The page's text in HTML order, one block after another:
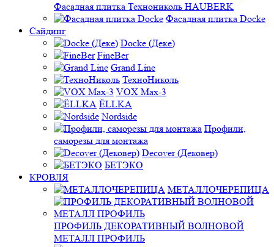
Фасадная плитка Технониколь HAUBERK
Фасадная плитка Docke
Сайдинг
Docke (Деке)
FineBer
Grand Line
ТехноНиколь
VOX Max-3
ЁLLKA
Nordside
Профили,
саморезы для монтажа
Decover (Дековер)
БЕТЭКО
КРОВЛЯ
МЕТАЛЛОЧЕРЕПИЦА
ПРОФИЛЬ ДЕКОРАТИВНЫЙ ВОЛНОВОЙ
МЕТАЛЛ ПРОФИЛЬ